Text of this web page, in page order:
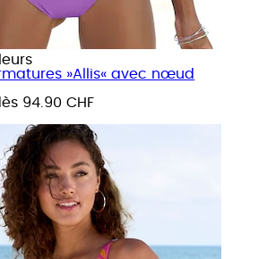
»Allis« avec nœud
94.90 CHF